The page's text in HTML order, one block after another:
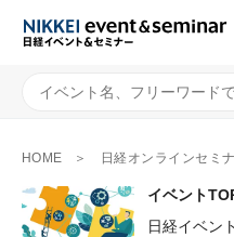
HOME 日経オンラインセミ
イベント
日経イベン